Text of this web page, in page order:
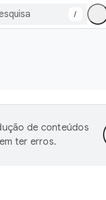
/
de conteúdos
ter erros.